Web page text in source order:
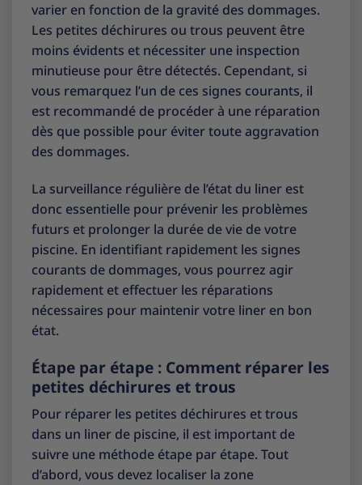
varier en fonction de la gravité des dommages.
Les petites déchirures ou trous peuvent être
moins évidents et nécessiter une inspection
minutieuse pour être détectés. Cependant, si
vous remarquez l’un de ces signes courants, il
est recommandé de procéder à une réparation
dès que possible pour éviter toute aggravation
des dommages.
La surveillance régulière de l’état du liner est
donc essentielle pour prévenir les problèmes
futurs et prolonger la durée de vie de votre
piscine. En identifiant rapidement les signes
courants de dommages, vous pourrez agir
rapidement et effectuer les réparations
nécessaires pour maintenir votre liner en bon
état.
Étape par étape : Comment réparer les
petites déchirures et trous
Pour réparer les petites déchirures et trous
dans un liner de piscine, il est important de
suivre une méthode étape par étape. Tout
d’abord, vous devez localiser la zone